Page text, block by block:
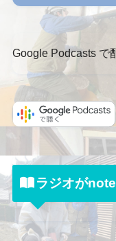
Google Podcasts で
ラジオが